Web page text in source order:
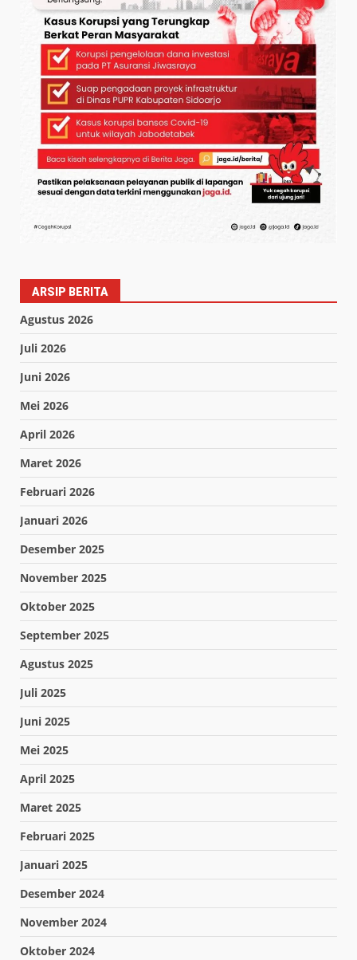
ARSIP BERITA
Agustus 2026
Juli 2026
Juni 2026
Mei 2026
April 2026
Maret 2026
Februari 2026
Januari 2026
Desember 2025
November 2025
Oktober 2025
September 2025
Agustus 2025
Juli 2025
Juni 2025
Mei 2025
April 2025
Maret 2025
Februari 2025
Januari 2025
Desember 2024
November 2024
Oktober 2024